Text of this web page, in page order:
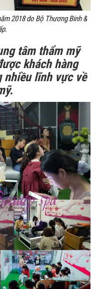
2018 do Bộ Thương Binh &
tâm thẩm mỹ
khách hàng
nhiều lĩnh vực về